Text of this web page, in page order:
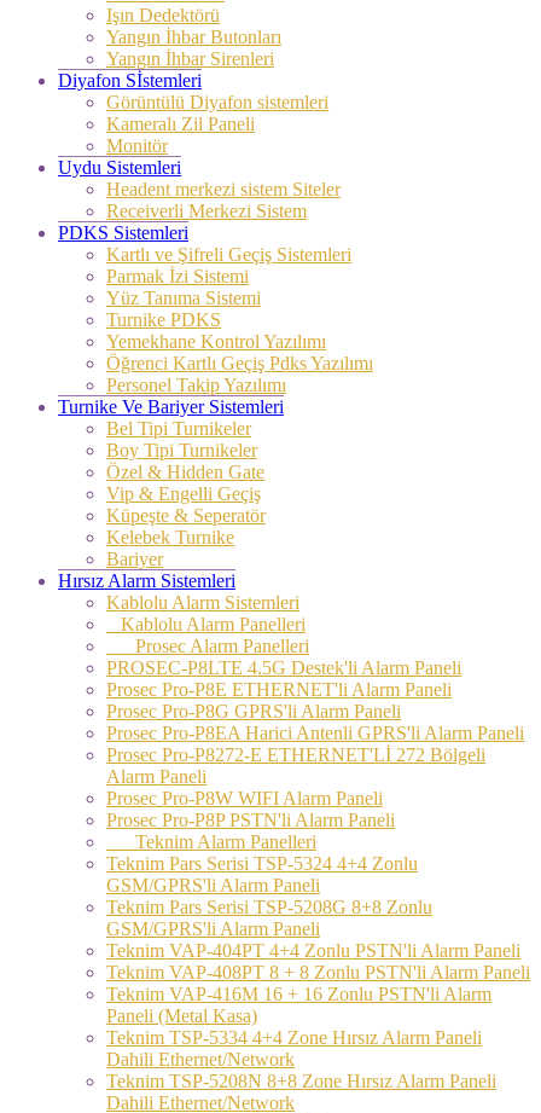
Işın Dedektörü
Yangın İhbar Butonları
Yangın İhbar Sirenleri
Diyafon Sİstemleri
Görüntülü Diyafon sistemleri
Kameralı Zil Paneli
Monitör
Uydu Sistemleri
Headent merkezi sistem Siteler
Receiverli Merkezi Sistem
PDKS Sistemleri
Kartlı ve Şifreli Geçiş Sistemleri
Parmak İzi Sistemi
Yüz Tanıma Sistemi
Turnike PDKS
Yemekhane Kontrol Yazılımı
Öğrenci Kartlı Geçiş Pdks Yazılımı
Personel Takip Yazılımı
Turnike Ve Bariyer Sistemleri
Bel Tipi Turnikeler
Boy Tipi Turnikeler
Özel & Hidden Gate
Vip & Engelli Geçiş
Küpeşte & Seperatör
Kelebek Turnike
Bariyer
Hırsız Alarm Sistemleri
Kablolu Alarm Sistemleri
Kablolu Alarm Panelleri
Prosec Alarm Panelleri
PROSEC-P8LTE 4.5G Destek'li Alarm Paneli
Prosec Pro-P8E ETHERNET'li Alarm Paneli
Prosec Pro-P8G GPRS'li Alarm Paneli
Prosec Pro-P8EA Harici Antenli GPRS'li Alarm Paneli
Prosec Pro-P8272-E ETHERNET'Lİ 272 Bölgeli
Alarm Paneli
Prosec Pro-P8W WIFI Alarm Paneli
Prosec Pro-P8P PSTN'li Alarm Paneli
Teknim Alarm Panelleri
Teknim Pars Serisi TSP-5324 4+4 Zonlu
GSM/GPRS'li Alarm Paneli
Teknim Pars Serisi TSP-5208G 8+8 Zonlu
GSM/GPRS'li Alarm Paneli
Teknim VAP-404PT 4+4 Zonlu PSTN'li Alarm Paneli
Teknim VAP-408PT 8 + 8 Zonlu PSTN'li Alarm Paneli
Teknim VAP-416M 16 + 16 Zonlu PSTN'li Alarm
Paneli (Metal Kasa)
Teknim TSP-5334 4+4 Zone Hırsız Alarm Paneli
Dahili Ethernet/Network
Teknim TSP-5208N 8+8 Zone Hırsız Alarm Paneli
Dahili Ethernet/Network